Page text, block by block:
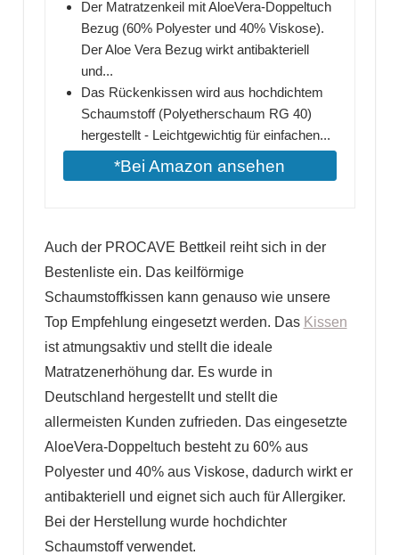
Der Matratzenkeil mit AloeVera-Doppeltuch
Bezug (60% Polyester und 40% Viskose).
Der Aloe Vera Bezug wirkt antibakteriell
und...
Das Rückenkissen wird aus hochdichtem
Schaumstoff (Polyetherschaum RG 40)
hergestellt - Leichtgewichtig für einfachen...
*Bei Amazon ansehen
Auch der PROCAVE Bettkeil reiht sich in der
Bestenliste ein. Das keilförmige
Schaumstoffkissen kann genauso wie unsere
Top Empfehlung eingesetzt werden. Das Kissen
ist atmungsaktiv und stellt die ideale
Matratzenerhöhung dar. Es wurde in
Deutschland hergestellt und stellt die
allermeisten Kunden zufrieden. Das eingesetzte
AloeVera-Doppeltuch besteht zu 60% aus
Polyester und 40% aus Viskose, dadurch wirkt er
antibakteriell und eignet sich auch für Allergiker.
Bei der Herstellung wurde hochdichter
Schaumstoff verwendet.